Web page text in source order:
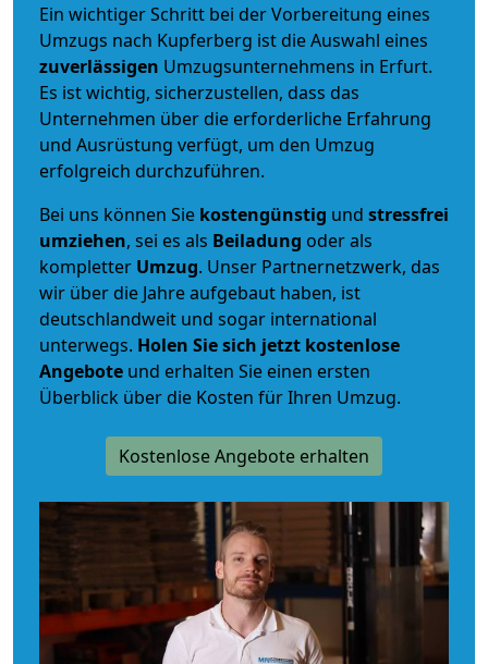
Ein wichtiger Schritt bei der Vorbereitung eines
Umzugs nach Kupferberg ist die Auswahl eines
zuverlässigen Umzugsunternehmens in Erfurt.
Es ist wichtig, sicherzustellen, dass das
Unternehmen über die erforderliche Erfahrung
und Ausrüstung verfügt, um den Umzug
erfolgreich durchzuführen.
Bei uns können Sie kostengünstig und stressfrei
umziehen, sei es als Beiladung oder als
kompletter Umzug. Unser Partnernetzwerk, das
wir über die Jahre aufgebaut haben, ist
deutschlandweit und sogar international
unterwegs. Holen Sie sich jetzt kostenlose
Angebote und erhalten Sie einen ersten
Überblick über die Kosten für Ihren Umzug.
Kostenlose Angebote erhalten